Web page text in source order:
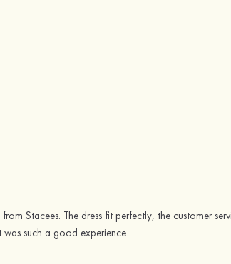
from Stacees. The dress fit perfectly, the customer
such a good experience.